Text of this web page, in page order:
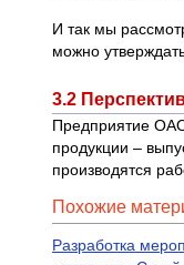
И так мы
можно
3.2
Предприятие
продукции –
производятся
Похожие
Разработка